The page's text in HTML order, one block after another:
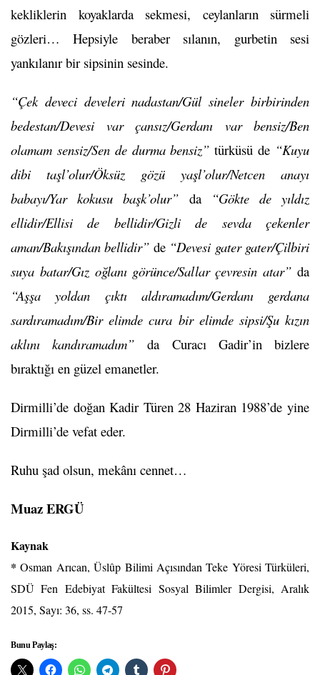
kekliklerin koyaklarda sekmesi, ceylanların sürmeli
gözleri… Hepsiyle beraber sılanın, gurbetin sesi
yankılanır bir sipsinin sesinde.
“Çek deveci develeri nadastan/Gül sineler birbirinden
bedestan/Devesi var çansız/Gerdanı var bensiz/Ben
olamam sensiz/Sen de durma bensiz” türküsü de “Kuyu
dibi taşl’olur/Öksüz gözü yaşl’olur/Netcen anayı
babayı/Yar kokusu başk’olur” da
“Gökte de yıldız
ellidir/Ellisi de bellidir/Gizli de sevda çekenler
aman/Bakışından bellidir” de “Devesi gater gater/Çilbiri
suya batar/Gız oğlanı görünce/Sallar çevresin atar” da
“Aşşa yoldan çıktı aldıramadım/Gerdanı gerdana
sardıramadım/Bir elimde cura bir elimde sipsi/Şu kızın
aklını kandıramadım”da Curacı Gadir’in bizlere
bıraktığı en güzel emanetler.
Dirmilli’de doğan Kadir Türen 28 Haziran 1988’de yine
Dirmilli’de vefat eder.
Ruhu şad olsun, mekânı cennet…
Muaz ERGÜ
Kaynak
* Osman Arıcan, Üslûp Bilimi Açısından Teke Yöresi Türküleri,
SDÜ Fen Edebiyat Fakültesi Sosyal Bilimler Dergisi, Aralık
2015, Sayı: 36, ss. 47-57
Bunu Paylaş: